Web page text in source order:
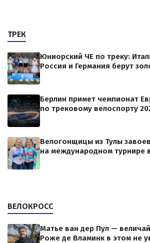
ТРЕК
Юниорский ЧЕ по треку:
Россия и Германия берут
Берлин примет чемпионат
по трековому велоспорту
Велогонщицы из Тулы
на международном турнире
ВЕЛОКРОСС
Матье ван дер Пул —
Роже де Вламинк в этом не